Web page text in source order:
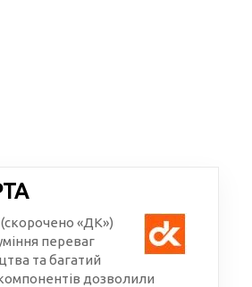
«ДК»)
переваг
та багатий
дозволили